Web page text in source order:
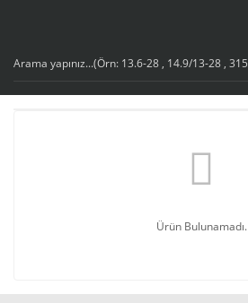
Ürün Bulunamadı.